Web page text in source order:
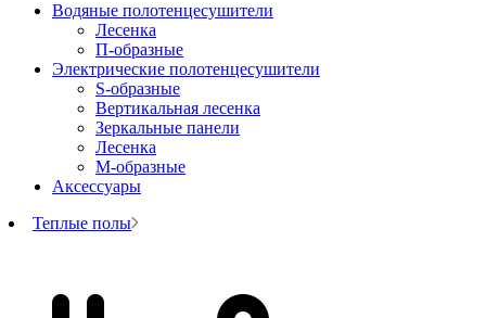
Водяные полотенцесушители
Лесенка
П-образные
Электрические полотенцесушители
S-образные
Вертикальная лесенка
Зеркальные панели
Лесенка
М-образные
Аксессуары
Теплые полы